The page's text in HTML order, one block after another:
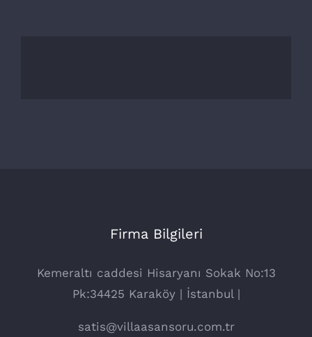
Firma Bilgileri
Kemeraltı caddesi Hisaryanı Sokak No:13
Pk:34425 Karaköy | İstanbul |
satis@villaasansoru.com.tr